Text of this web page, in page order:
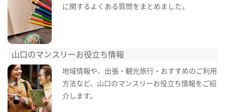
に関するよくある質問をまとめました。
山口のマンスリーお役立ち情報
地域情報や、出張・観光旅行・おすすめのご利用
方法など、山口のマンスリーお役立ち情報をご紹
介します。